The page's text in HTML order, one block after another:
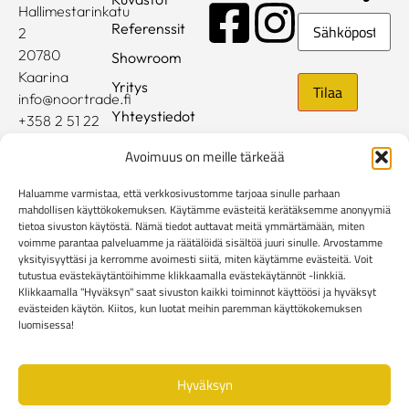
Avoimuus on meille tärkeää
Haluamme varmistaa, että verkkosivustomme tarjoaa sinulle parhaan
mahdollisen käyttökokemuksen. Käytämme evästeitä kerätäksemme anonyymiä
tietoa sivuston käytöstä. Nämä tiedot auttavat meitä ymmärtämään, miten
voimme parantaa palveluamme ja räätälöidä sisältöä juuri sinulle. Arvostamme
yksityisyyttäsi ja kerromme avoimesti siitä, miten käytämme evästeitä. Voit
tutustua evästekäytäntöihimme klikkaamalla evästekäytännöt -linkkiä.
Klikkaamalla "Hyväksyn" saat sivuston kaikki toiminnot käyttöösi ja hyväksyt
evästeiden käytön. Kiitos, kun luotat meihin paremman käyttökokemuksen
luomisessa!
Hyväksyn
Hallimestarinkatu
2
20780
Kaarina
info@noortrade.fi
+358 2 51 22
Referenssit
Showroom
Yritys
Yhteystiedot
Mediapankki
Sähköposti
Rekisteri- ja tietosuojaseloste
Kuluttaja-asiakkaiden toimitusehdot
Yritysasiakkaiden toimitusehdotReklamaatiolomake
Evästekäytännöt